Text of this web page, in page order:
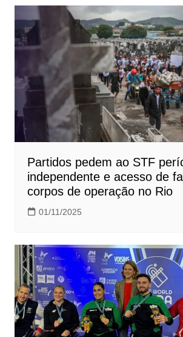
Partidos pedem ao STF
independente e acesso de
corpos de operação no Rio
01/11/2025